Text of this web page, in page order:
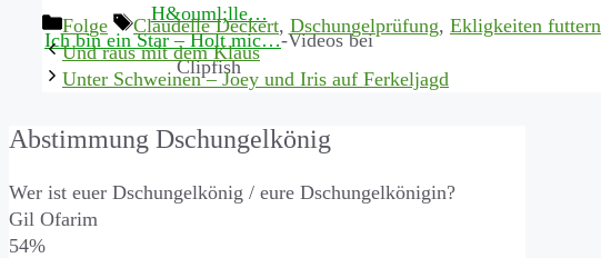
H&ouml;lle…
Ich bin ein Star – Holt mic…-Videos bei
Clipfish
Kategorien
Folge Schlagwörter
Claudelle Deckert, Dschungelprüfung, Ekligkeiten futtern
Und raus mit dem Klaus
Unter Schweinen – Joey und Iris auf Ferkeljagd
Abstimmung Dschungelkönig
Wer ist euer Dschungelkönig / eure Dschungelkönigin?
Gil Ofarim
54%